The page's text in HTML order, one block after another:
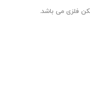
فلزی می باشد.